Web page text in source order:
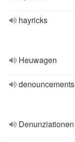
hayricks
Heuwagen
denouncements
Denunziationen